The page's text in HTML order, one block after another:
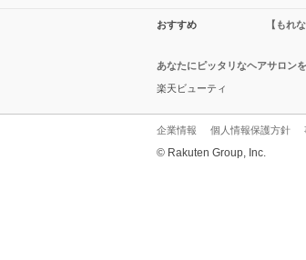
おすすめ 【もれ
あなたにピッタリなヘアサロン
楽天ビューティ
企業情報 個人情報保護方針
© Rakuten Group, Inc.